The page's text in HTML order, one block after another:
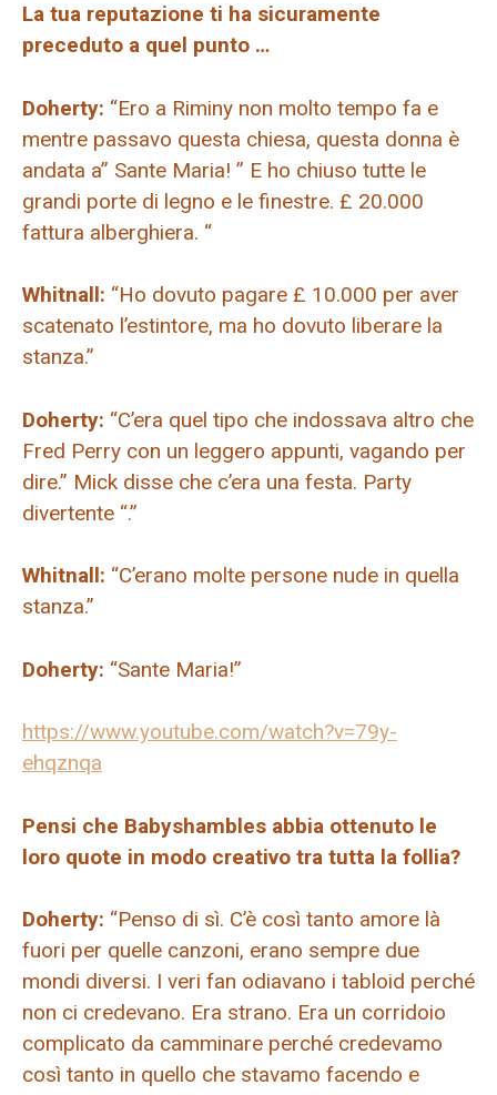
La tua reputazione ti ha sicuramente
preceduto a quel punto …
Doherty: “Ero a Riminy non molto tempo fa e
mentre passavo questa chiesa, questa donna è
andata a” Sante Maria! ” E ho chiuso tutte le
grandi porte di legno e le finestre. £ 20.000
fattura alberghiera. “
Whitnall: “Ho dovuto pagare £ 10.000 per aver
scatenato l’estintore, ma ho dovuto liberare la
stanza.”
Doherty: “C’era quel tipo che indossava altro che
Fred Perry con un leggero appunti, vagando per
dire.” Mick disse che c’era una festa. Party
divertente “.”
Whitnall: “C’erano molte persone nude in quella
stanza.”
Doherty: “Sante Maria!”
https://www.youtube.com/watch?v=79y-
ehqznqa
Pensi che Babyshambles abbia ottenuto le
loro quote in modo creativo tra tutta la follia?
Doherty: “Penso di sì. C’è così tanto amore là
fuori per quelle canzoni, erano sempre due
mondi diversi. I veri fan odiavano i tabloid perché
non ci credevano. Era strano. Era un corridoio
complicato da camminare perché credevamo
così tanto in quello che stavamo facendo e